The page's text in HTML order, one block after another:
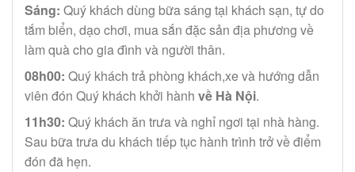
Sáng: Quý khách dùng bữa sáng tại khách sạn, tự do
tắm biển, dạo chơi, mua sắn đặc sản địa phương về
làm quà cho gia đình và người thân.
08h00: Quý khách trả phòng khách,xe và hướng dẫn
viên đón Quý khách khởi hành về Hà Nội.
11h30: Quý khách ăn trưa và nghỉ ngơi tại nhà hàng.
Sau bữa trưa du khách tiếp tục hành trình trở về điểm
đón đã hẹn.